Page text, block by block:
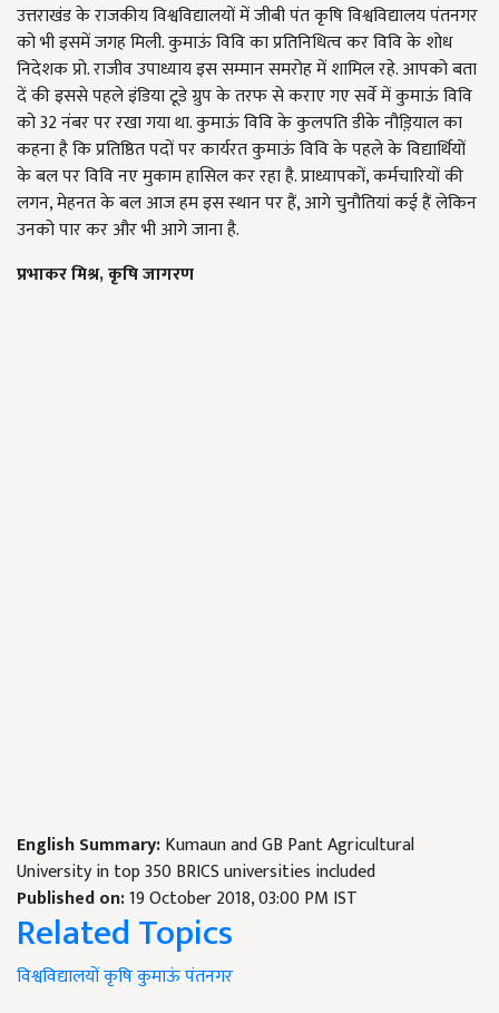
उत्तराखंड के राजकीय विश्वविद्यालयों में जीबी पंत कृषि विश्वविद्यालय पंतनगर
को भी इसमें जगह मिली. कुमाऊं विवि का प्रतिनिधित्व कर विवि के शोध
निदेशक प्रो. राजीव उपाध्याय इस सम्मान समरोह में शामिल रहे. आपको बता
दें की इससे पहले इंडिया टूडे ग्रुप के तरफ से कराए गए सर्वे में कुमाऊं विवि
को 32 नंबर पर रखा गया था. कुमाऊं विवि के कुलपति डीके नौड़़ियाल का
कहना है कि प्रतिष्ठित पदों पर कार्यरत कुमाऊं विवि के पहले के विद्यार्थियों
के बल पर विवि नए मुकाम हासिल कर रहा है. प्राध्यापकों, कर्मचारियों की
लगन, मेहनत के बल आज हम इस स्थान पर हैं, आगे चुनौतियां कई हैं लेकिन
उनको पार कर और भी आगे जाना है.
प्रभाकर मिश्र, कृषि जागरण
English Summary:Kumaun and GB Pant Agricultural
University in top 350 BRICS universities included
Published on:19 October 2018, 03:00 PM IST
Related Topics
विश्वविद्यालयोंकृषिकुमाऊंपंतनगर